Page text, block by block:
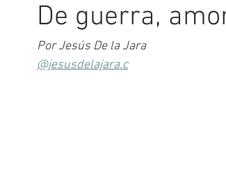
De guerra,
Por Jesús De la Jara
@jesusdelajara.c